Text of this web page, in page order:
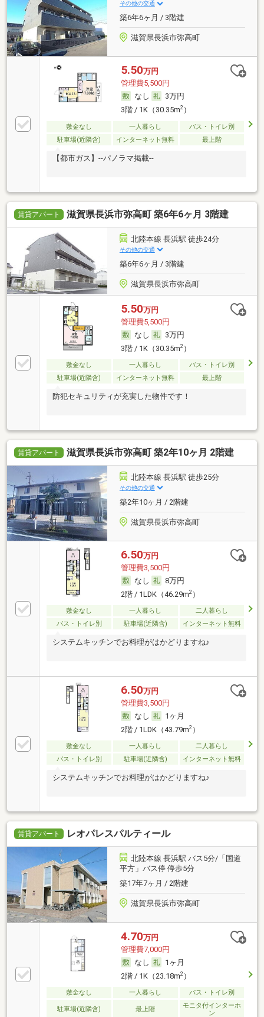
その他の交通
築6年6ヶ月 / 3階建
滋賀県長浜市弥高町
5.50万円
管理費5,500円
なし
3万円
3階 / 1K（30.35m2）
敷金なし 一人暮らし
バス・トイレ別
駐車場(近隣含)
インターネット無料 最上階
【都市ガス】--パノラマ掲載--
賃貸アパート 滋賀県長浜市弥高町 築6年6ヶ月 3階建
北陸本線 長浜駅 徒歩24分
その他の交通
築6年6ヶ月 / 3階建
滋賀県長浜市弥高町
5.50万円
管理費5,500円
なし
3万円
3階 / 1K（30.35m2）
敷金なし 一人暮らし
バス・トイレ別
駐車場(近隣含)
インターネット無料 最上階
防犯セキュリティが充実した物件です！
賃貸アパート 滋賀県長浜市弥高町 築2年10ヶ月 2階建
北陸本線 長浜駅 徒歩25分
その他の交通
築2年10ヶ月 / 2階建
滋賀県長浜市弥高町
6.50万円
管理費3,500円
なし
8万円
2階 / 1LDK（46.29m2）
敷金なし 一人暮らし
二人暮らし
バス・トイレ別
駐車場(近隣含) インターネット無料
システムキッチンでお料理がはかどりますね♪
6.50万円
管理費3,500円
なし
1ヶ月
2階 / 1LDK（43.79m2）
敷金なし 一人暮らし
二人暮らし
バス・トイレ別
駐車場(近隣含) インターネット無料
システムキッチンでお料理がはかどりますね♪
賃貸アパート レオパレスパルティール
北陸本線 長浜駅 バス5分/「国道
平方」バス停 停歩5分
築17年7ヶ月 / 2階建
滋賀県長浜市弥高町
4.70万円
管理費7,000円
なし
1ヶ月
2階 / 1K（23.18m2）
敷金なし 一人暮らし バス・トイレ別
駐車場(近隣含) 最上階
モニタ付インターホ
ン